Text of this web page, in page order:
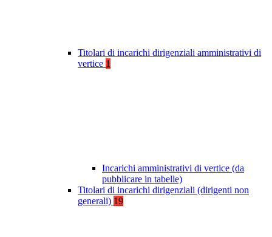
Titolari di incarichi dirigenziali amministrativi di
vertice 1
Incarichi amministrativi di vertice (da
pubblicare in tabelle)
Titolari di incarichi dirigenziali (dirigenti non
generali) 19